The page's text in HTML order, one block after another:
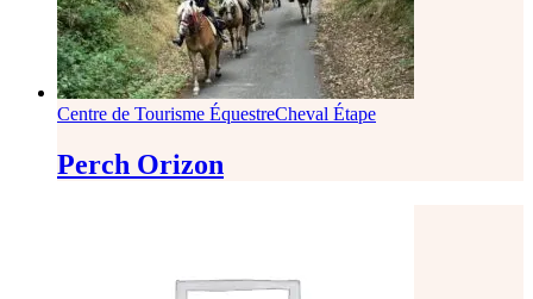
Centre de Tourisme ÉquestreCheval Étape
Perch Orizon